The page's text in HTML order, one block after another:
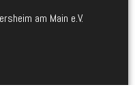
am Main e.V.